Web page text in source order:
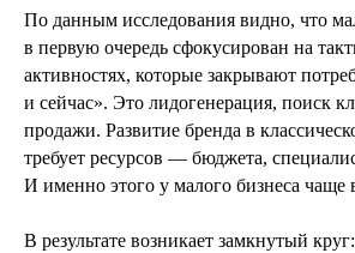
По данным исследования видно, что
в первую очередь сфокусирован на
активностях, которые закрывают
и сейчас». Это лидогенерация, поиск
продажи. Развитие бренда в
требует ресурсов — бюджета,
И именно этого у малого бизнеса чаще
В результате возникает замкнутый